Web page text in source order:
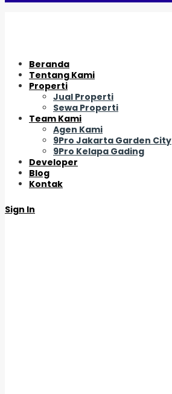
Beranda
Tentang Kami
Properti
Jual Properti
Sewa Properti
Team Kami
Agen Kami
9Pro Jakarta Garden City
9Pro Kelapa Gading
Developer
Blog
Kontak
Sign In